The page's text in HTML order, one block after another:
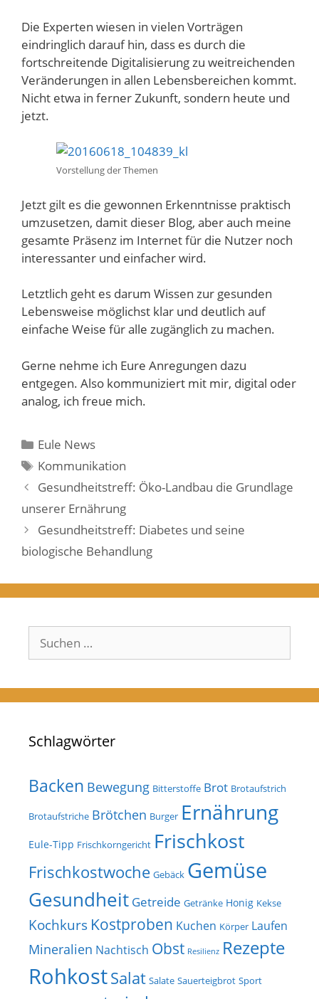
Die Experten wiesen in vielen Vorträgen
eindringlich darauf hin, dass es durch die
fortschreitende Digitalisierung zu weitreichenden
Veränderungen in allen Lebensbereichen kommt.
Nicht etwa in ferner Zukunft, sondern heute und
jetzt.
Vorstellung der Themen
Jetzt gilt es die gewonnen Erkenntnisse praktisch
umzusetzen, damit dieser Blog, aber auch meine
gesamte Präsenz im Internet für die Nutzer noch
interessanter und einfacher wird.
Letztlich geht es darum Wissen zur gesunden
Lebensweise möglichst klar und deutlich auf
einfache Weise für alle zugänglich zu machen.
Gerne nehme ich Eure Anregungen dazu
entgegen. Also kommuniziert mit mir, digital oder
analog, ich freue mich.
Kategorien
Eule News
Schlagwörter
Kommunikation
Gesundheitstreff: Öko-Landbau die Grundlage
unserer Ernährung
Gesundheitstreff: Diabetes und seine
biologische Behandlung
Suchen
nach:
Schlagwörter
Backen Bewegung Bitterstoffe Brot Brotaufstrich
Brotaufstriche Brötchen Burger Ernährung
Eule-Tipp Frischkorngericht Frischkost
Frischkostwoche Gebäck Gemüse
Gesundheit Getreide Getränke Honig Kekse
Kochkurs Kostproben Kuchen Körper Laufen
Mineralien Nachtisch Obst Resilienz Rezepte
RohkostSalat Salate Sauerteigbrot Sport